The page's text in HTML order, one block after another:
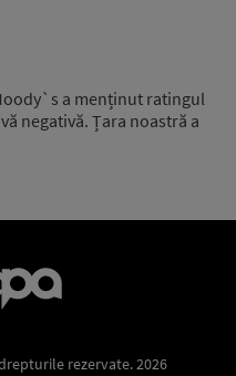
a menținut ratingul
negativă. Țara noastră a
rezervate. 2026